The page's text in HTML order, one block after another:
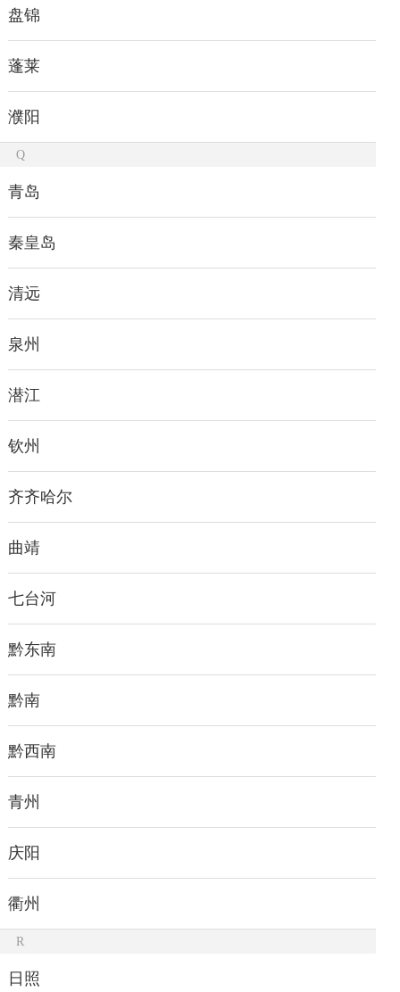
盘锦
蓬莱
濮阳
Q
青岛
秦皇岛
清远
泉州
潜江
钦州
齐齐哈尔
曲靖
七台河
黔东南
黔南
黔西南
青州
庆阳
衢州
R
日照